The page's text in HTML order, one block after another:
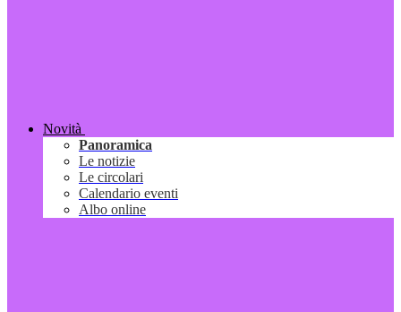
Novità
Panoramica
Le notizie
Le circolari
Calendario eventi
Albo online